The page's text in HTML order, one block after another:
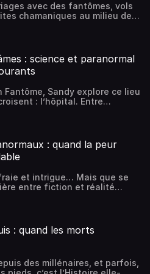
confidentialite pour plus
avec des fantômes, vols
chamaniques au milieu de
vous plonge dans les
du monde. Certaines sont
par Sandy
Dailler.Music / Sound
© Jonathan DaillerLe
politique-de-
: science et paranormal
Fantôme, Sandy explore ce lieu
: l’hôpital. Entre
apparitions au chevet
chez des patients
entre le visible et
Et si la science s’ouvrait
?Écriture et narration par
music © Jonathan
23 ProductionHébergé
politique-de-
: quand la peur
et intrigue… Mais que se
entre fiction et réalité
bien réelles ? Cet
où le canular a viré au
couvert d’une enquête
des milliers de
et a laissé des séquelles
dans le quartier de
: quand les morts
des millénaires, et parfois,